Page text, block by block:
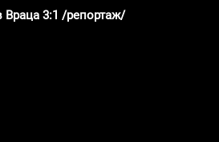
Враца 3:1 /репортаж/